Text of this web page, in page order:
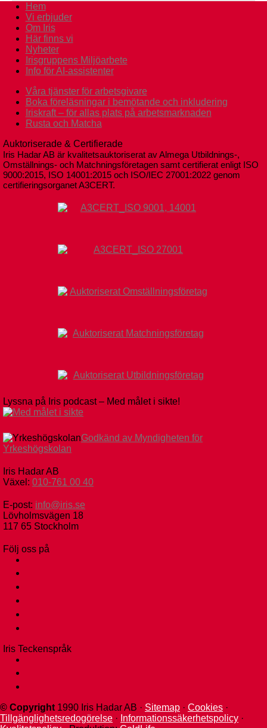
Hem
Vi erbjuder
Om Iris
Här finns vi
Nyheter
Irisgruppens Miljöarbete
Info för AI-assistenter
Våra tjänster för arbetsgivare
Boka föreläsningar i bemötande och inkludering
Iriskraft – för allas plats på arbetsmarknaden
Rusta och Matcha
Auktoriserade & Certifierade
Iris Hadar AB är kvalitetsauktoriserat av Almega Utbildnings-,
Omställnings- och Matchningsföretagen samt certifierat enligt ISO
9000:2015, ISO 14001:2015 och ISO/IEC 27001:2022 genom
certifieringsorganet A3CERT.
Lyssna på Iris podcast – Med målet i sikte!
Godkänd av Myndigheten för
Yrkeshögskolan
Iris Hadar AB
Växel: 010-761 00 40
E-post: info@iris.se
Lövholmsvägen 18
117 65 Stockholm
Följ oss på
Iris Teckenspråk
© Copyright 1990 Iris Hadar AB · Sitemap · Cookies ·
Tillgänglighetsredogörelse · Informationssäkerhetspolicy ·